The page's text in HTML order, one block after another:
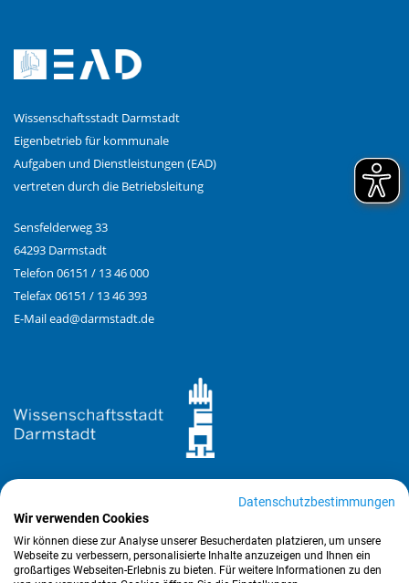
Wissenschaftsstadt Darmstadt
Eigenbetrieb für kommunale
Aufgaben und Dienstleistungen (EAD)
vertreten durch die Betriebsleitung
Sensfelderweg 33
64293 Darmstadt
Telefon 06151 / 13 46 000
Telefax 06151 / 13 46 393
E-Mailead@darmstadt.de
Copyright © 2026 EAD. Alle Rechte vorbehalten.
Datenschutzbestimmungen
Wir verwenden Cookies
Wir können diese zur Analyse unserer Besucherdaten platzieren, um unsere
Webseite zu verbessern, personalisierte Inhalte anzuzeigen und Ihnen ein
großartiges Webseiten-Erlebnis zu bieten. Für weitere Informationen zu den